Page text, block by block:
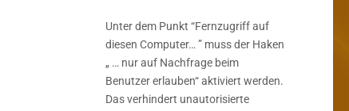
Unter dem Punkt “Fernzugriff auf
diesen Computer… ” muss der Haken
„ … nur auf Nachfrage beim
Benutzer erlauben“ aktiviert werden.
Das verhindert unautorisierte